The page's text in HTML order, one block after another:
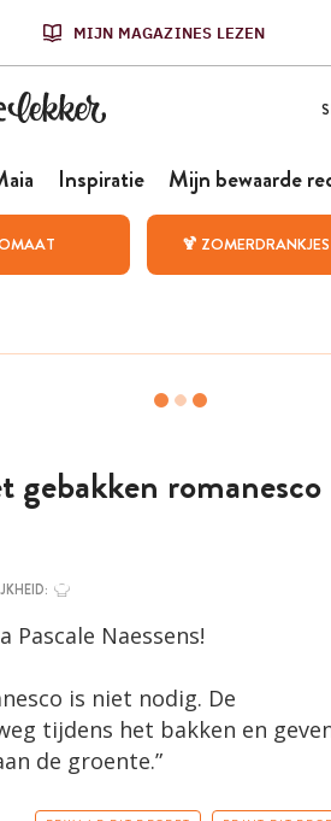
MIJN MAGAZINES LEZEN
Inspiratie Mijn bewaarde
🍹 ZOMERDRANKJES
gebakken romanesco
Pascale Naessens!
is niet nodig. De
tijdens het bakken en
de groente.”